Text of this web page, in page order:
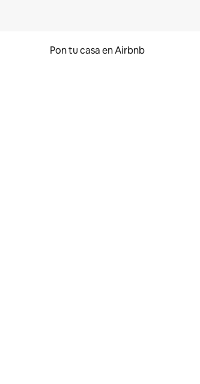
Pon tu casa en Airbnb